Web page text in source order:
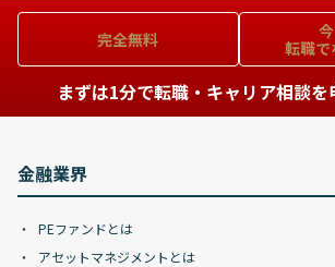
完全無料
転職で
まずは1分で転職・キャリア相談を
金融業界
PEファンドとは
アセットマネジメントとは